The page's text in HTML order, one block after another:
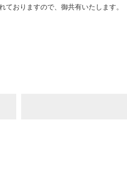
おりますので、御共有いたします。